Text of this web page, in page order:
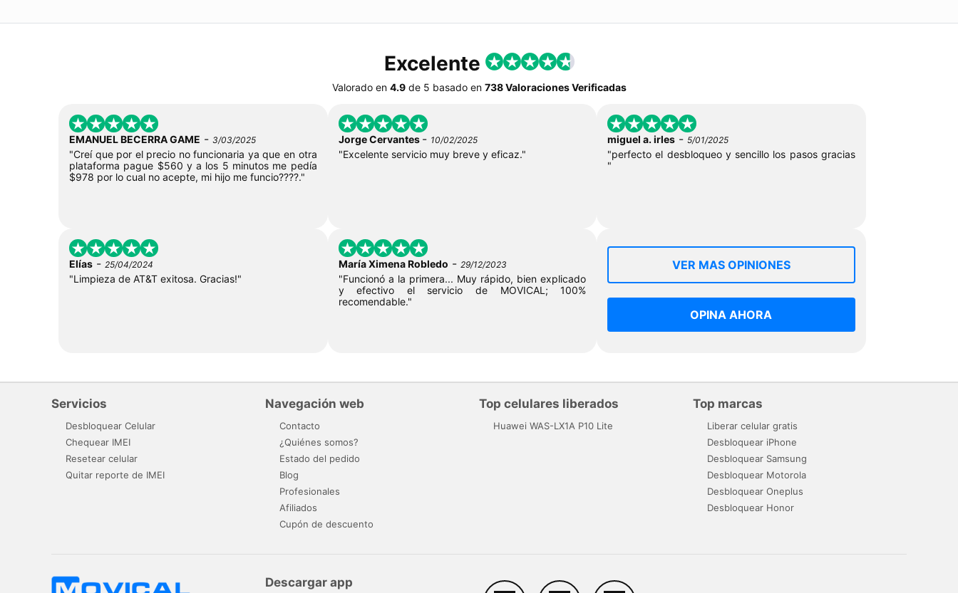
Excelente
Valorado en 4.9de 5 basado en 738 Valoraciones Verificadas
EMANUEL BECERRA GAME - 3/03/2025
"Creí que por el precio no funcionaria ya que en otra
plataforma pague $560 y a los 5 minutos me pedía
$978 por lo cual no acepte, mi hijo me funcio????."
Jorge Cervantes - 10/02/2025
"Excelente servicio muy breve y eficaz."
miguel a. irles -5/01/2025
"perfecto el desbloqueo y sencillo los pasos gracias
"
Elías - 25/04/2024
"Limpieza de AT&T exitosa. Gracias!"
María Ximena Robledo - 29/12/2023
"Funcionó a la primera... Muy rápido, bien explicado
y efectivo el servicio de MOVICAL; 100%
recomendable."
VER MAS OPINIONES
OPINA AHORA
Servicios
Desbloquear Celular
Chequear IMEI
Resetear celular
Quitar reporte de IMEI
Navegación web
Contacto
¿Quiénes somos?
Estado del pedido
Blog
Profesionales
Afiliados
Cupón de descuento
Top celulares liberados
Huawei WAS-LX1A P10 Lite
Top marcas
Liberar celular gratis
Desbloquear iPhone
Desbloquear Samsung
Desbloquear Motorola
Desbloquear Oneplus
Desbloquear Honor
Descargar app